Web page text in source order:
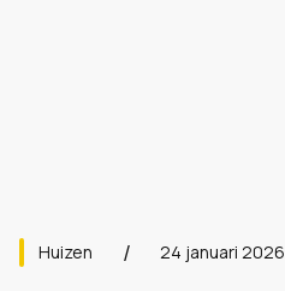
Huizen 24 januari 2026